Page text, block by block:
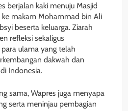
berjalan kaki menuju Masjid
ke makam Mohammad bin Ali
beserta keluarga. Ziarah
refleksi sekaligus
ulama yang telah
dakwah dan
Indonesia.
sama, Wapres juga menyapa
serta meninjau pembagian